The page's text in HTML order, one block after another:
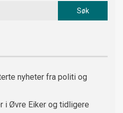
nyheter fra politi og
i Øvre Eiker og tidligere